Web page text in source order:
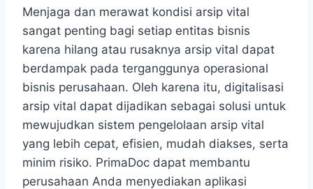
Menjaga dan merawat kondisi arsip vital
sangat penting bagi setiap entitas bisnis
karena hilang atau rusaknya arsip vital dapat
berdampak pada terganggunya operasional
bisnis perusahaan. Oleh karena itu, digitalisasi
arsip vital dapat dijadikan sebagai solusi untuk
mewujudkan sistem pengelolaan arsip vital
yang lebih cepat, efisien, mudah diakses, serta
minim risiko. PrimaDoc dapat membantu
perusahaan Anda menyediakan aplikasi